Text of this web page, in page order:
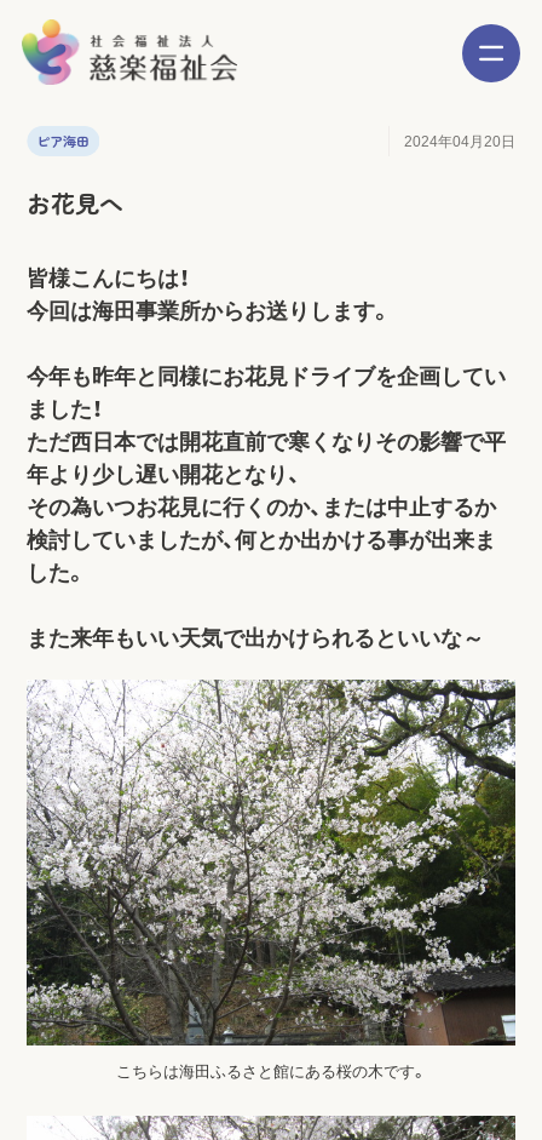
ピア海田 2024年04月20日
お花見へ
皆様こんにちは！
今回は海田事業所からお送りします。
今年も昨年と同様にお花見ドライブを企画してい
ました！
ただ西日本では開花直前で寒くなりその影響で平
年より少し遅い開花となり、
その為いつお花見に行くのか、または中止するか
検討していましたが、何とか出かける事が出来ま
した。
また来年もいい天気で出かけられるといいな～
こちらは海田ふるさと館にある桜の木です。